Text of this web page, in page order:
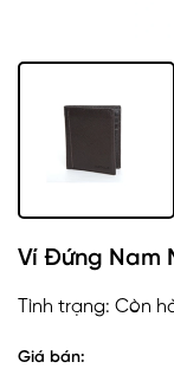
Ví Đứng Nam
Tình trạng: Còn
Giá bán: